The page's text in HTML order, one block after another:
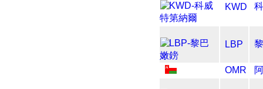
KWD
LBP
OMR